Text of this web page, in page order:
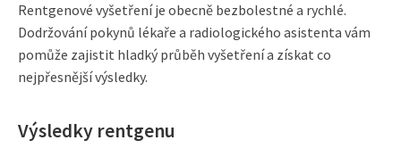
Rentgenové vyšetření je obecně bezbolestné a rychlé.
Dodržování pokynů lékaře a radiologického asistenta vám
pomůže zajistit hladký průběh vyšetření a získat co
nejpřesnější výsledky.
Výsledky rentgenu